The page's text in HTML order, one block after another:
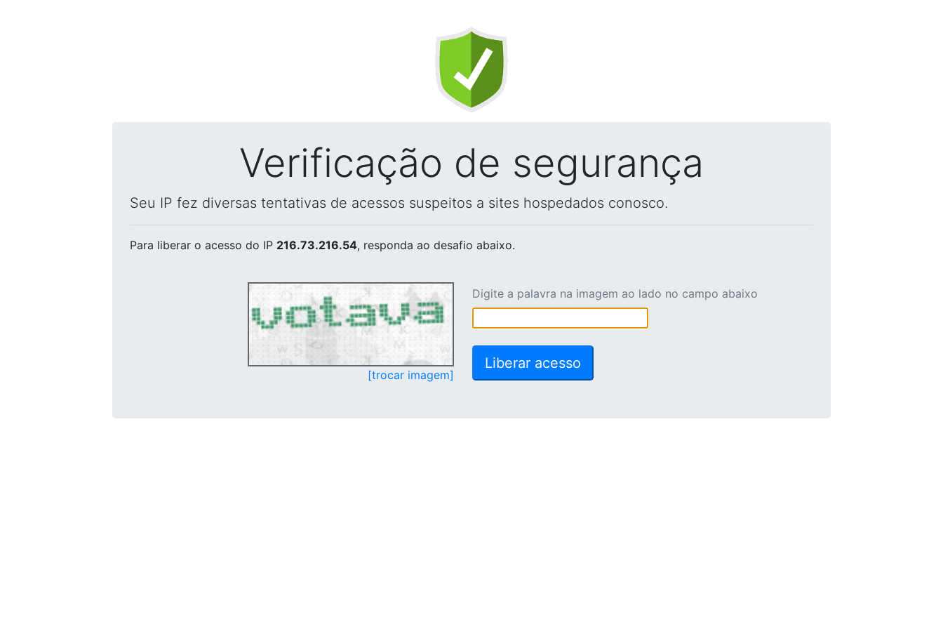
Verificação de segurança
Seu IP fez diversas tentativas de acessos suspeitos a sites hospedados conosco.
Para liberar o acesso do IP 216.73.216.54, responda ao desafio abaixo.
[trocar imagem]
Digite a palavra na imagem ao lado no campo abaixo